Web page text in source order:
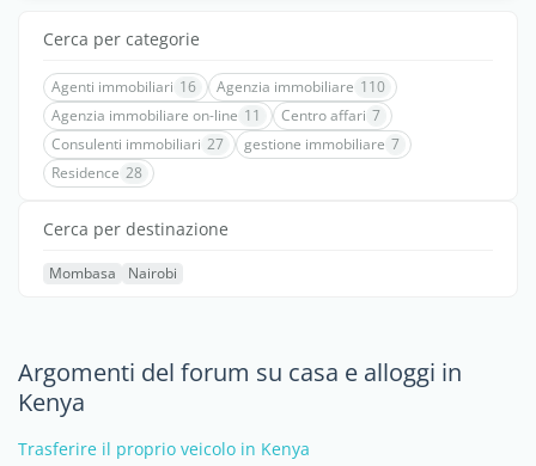
Cerca per categorie
Agenti immobiliari 16 Agenzia immobiliare 110
Agenzia immobiliare on-line 11 Centro affari 7
Consulenti immobiliari 27 gestione immobiliare 7
Residence 28
Cerca per destinazione
Mombasa Nairobi
Argomenti del forum su casa e alloggi in
Kenya
Trasferire il proprio veicolo in Kenya